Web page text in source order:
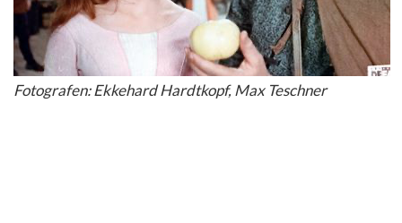
Fotografen: Ekkehard Hardtkopf, Max Teschner